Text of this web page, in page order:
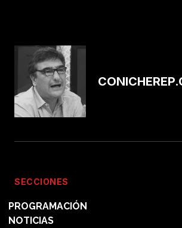
SECCIONES
PROGRAMACIÓN
NOTICIAS